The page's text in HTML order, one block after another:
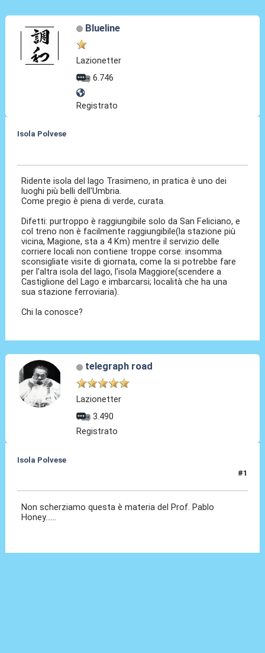
Blueline
Lazionetter
6.746
Registrato
Isola Polvese
Ridente isola del lago Trasimeno, in pratica è uno dei
luoghi più belli dell'Umbria.
Come pregio è piena di verde, curata.
Difetti: purtroppo è raggiungibile solo da San Feliciano, e
col treno non è facilmente raggiungibile(la stazione più
vicina, Magione, sta a 4 Km) mentre il servizio delle
corriere locali non contiene troppe corse: insomma
sconsigliate visite di giornata, come la si potrebbe fare
per l'altra isola del lago, l'isola Maggiore(scendere a
Castiglione del Lago e imbarcarsi; località che ha una
sua stazione ferroviaria).
Chi la conosce?
telegraph road
Lazionetter
3.490
Registrato
Isola Polvese
#1
Non scherziamo questa è materia del Prof. Pablo
Honey......